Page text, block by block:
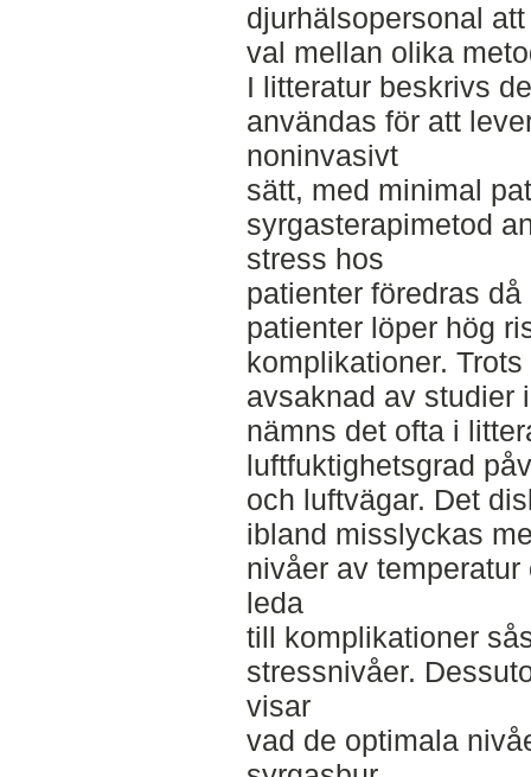
djurhälsopersonal
val mellan olika
I litteratur beskrivs
användas för att
noninvasivt
sätt, med minimal
syrgasterapimetod
stress hos
patienter föredras
patienter löper hög
komplikationer. Trots
avsaknad av studier
nämns det ofta i
luftfuktighetsgrad
och luftvägar. Det
ibland misslyckas
nivåer av
leda
till komplikationer
stressnivåer.
visar
vad de optimala